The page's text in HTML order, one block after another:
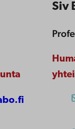
Siv